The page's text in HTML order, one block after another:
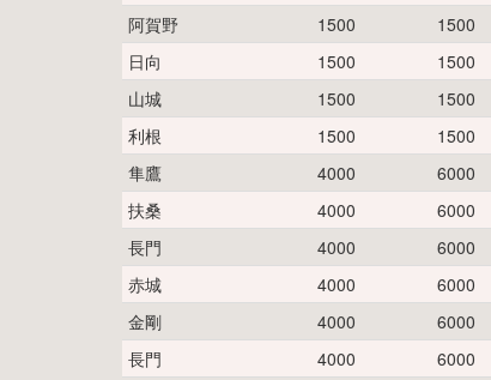
阿賀野
1500 1500
日向
1500 1500
山城
1500 1500
利根
1500 1500
隼鷹
4000 6000
扶桑
4000 6000
長門
4000 6000
赤城
4000 6000
金剛
4000 6000
長門
4000 6000